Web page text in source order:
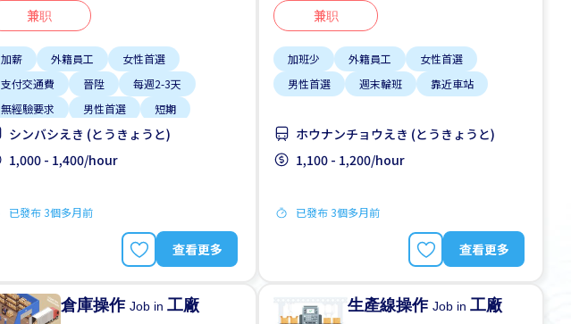
兼职
加薪 外籍員工
女性首選
支付交通費
晉陞
每週2-3天
無經驗要求
男性首選 短期
シンバシえき (とうきょうと)
1,000 - 1,400/hour
已發布 3個多月前
查看更多
兼职
加班少 外籍員工
女性首選
男性首選
週末輪班 靠近車站
ホウナンチョウえき (とうきょうと)
1,100 - 1,200/hour
已發布 3個多月前
查看更多
倉庫操作Job in工廠 生產線操作Job in工廠